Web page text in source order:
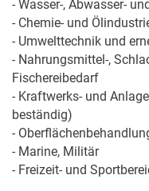
- Wasser-, Abwasser-
- Chemie- und
- Umwelttechnik und
- Nahrungsmittel-,
Fischereibedarf
- Kraftwerks- und
beständig)
-
- Marine, Militär
- Freizeit- und